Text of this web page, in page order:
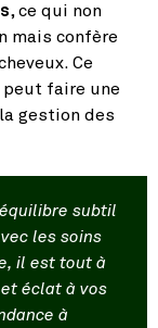
, ce qui non
mais confère
Ce
peut faire une
gestion des
subtil
les soins
il est tout à
éclat à vos
à